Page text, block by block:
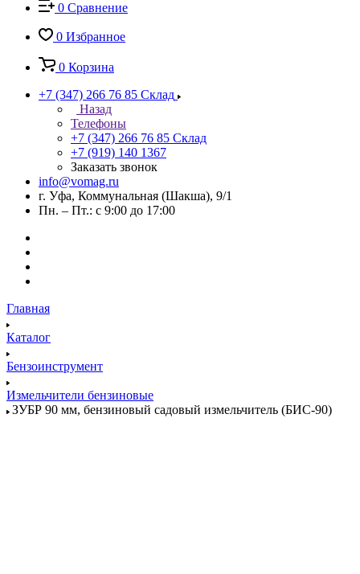
0 Сравнение
0 Избранное
0 Корзина
+7 (347) 266 76 85 Склад
Назад
Телефоны
+7 (347) 266 76 85 Склад
+7 (919) 140 1367
Заказать звонок
info@vomag.ru
г. Уфа, Коммунальная (Шакша), 9/1
Пн. – Пт.: с 9:00 до 17:00
Главная
Каталог
Бензоинструмент
Измельчители бензиновые
ЗУБР 90 мм, бензиновый садовый измельчитель (БИС-90)